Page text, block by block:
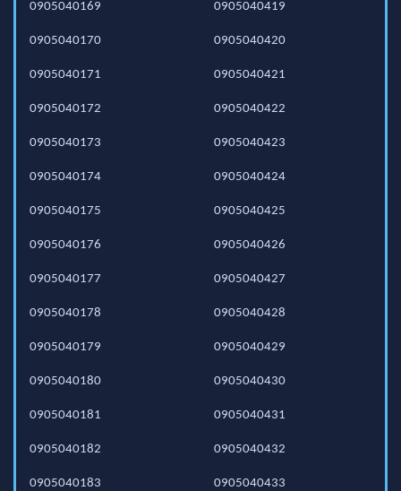
0905040169
0905040170
0905040171
0905040172
0905040173
0905040174
0905040175
0905040176
0905040177
0905040178
0905040179
0905040180
0905040181
0905040182
0905040183
0905040419
0905040420
0905040421
0905040422
0905040423
0905040424
0905040425
0905040426
0905040427
0905040428
0905040429
0905040430
0905040431
0905040432
0905040433